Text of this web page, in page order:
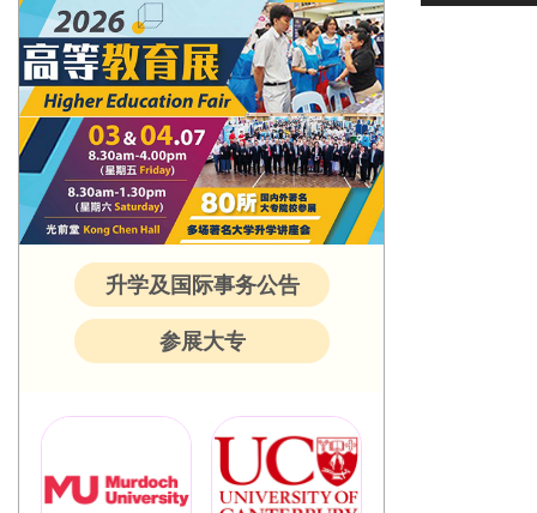
升学及国际事务公告
参展大专